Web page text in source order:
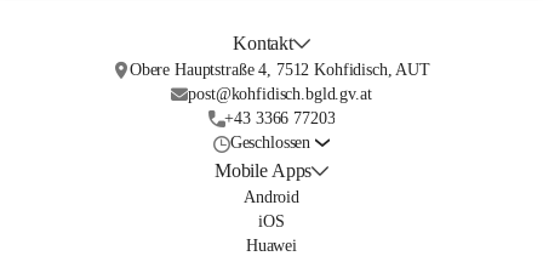
Kontakt
Obere Hauptstraße 4, 7512 Kohfidisch, AUT
post@kohfidisch.bgld.gv.at
+43 3366 77203
Geschlossen
Mobile Apps
Android
iOS
Huawei